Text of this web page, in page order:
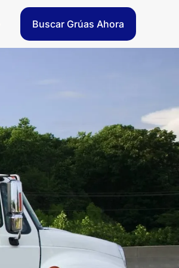
Buscar Grúas Ahora